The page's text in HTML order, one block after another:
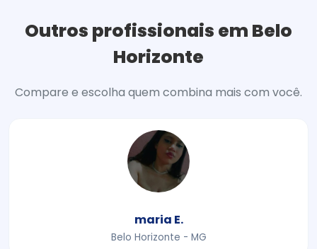
Outros profissionais em Belo
Horizonte
Compare e escolha quem combina mais com você.
maria E.
Belo Horizonte - MG